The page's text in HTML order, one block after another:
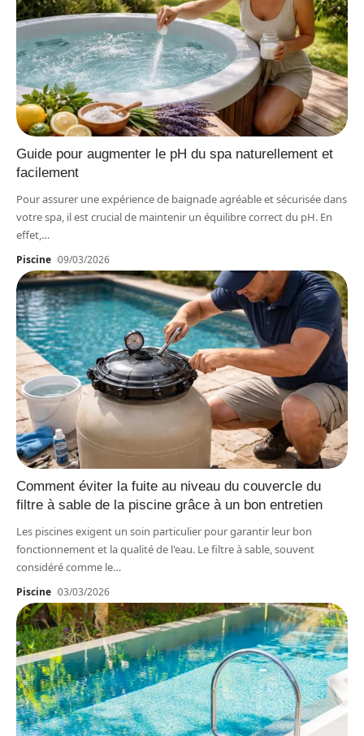
Guide pour augmenter le pH du spa naturellement et
facilement
Pour assurer une expérience de baignade agréable et sécurisée dans
votre spa, il est crucial de maintenir un équilibre correct du pH. En
effet, …
Piscine 09/03/2026
Comment éviter la fuite au niveau du couvercle du
filtre à sable de la piscine grâce à un bon entretien
Les piscines exigent un soin particulier pour garantir leur bon
fonctionnement et la qualité de l'eau. Le filtre à sable, souvent
considéré comme le…
Piscine 03/03/2026